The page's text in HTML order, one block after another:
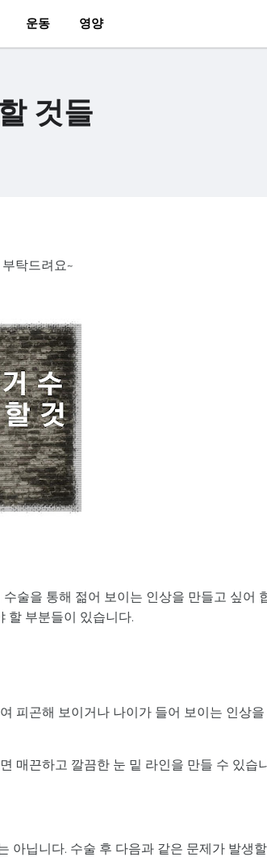
운동 영양
것들
탁드려요~
술을 통해 젊어 보이는 인상을 만들고 싶어
할 부분들이 있습니다.
피곤해 보이거나 나이가 들어 보이는 인상을
매끈하고 깔끔한 눈 밑 라인을 만들 수 있습
아닙니다. 수술 후 다음과 같은 문제가 발생할